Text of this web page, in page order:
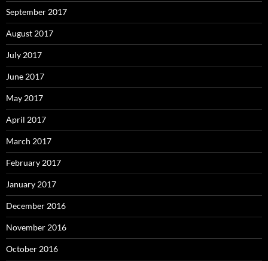
September 2017
August 2017
July 2017
June 2017
May 2017
April 2017
March 2017
February 2017
January 2017
December 2016
November 2016
October 2016